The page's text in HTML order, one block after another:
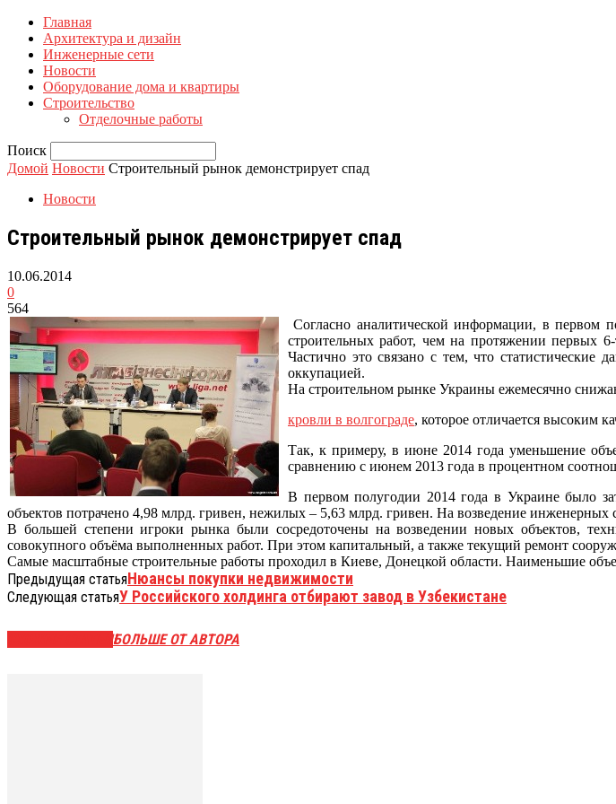
Главная
Архитектура и дизайн
Инженерные сети
Новости
Оборудование дома и квартиры
Строительство
Отделочные работы
Поиск
Домой Новости Строительный рынок демонстрирует спад
Новости
Строительный рынок демонстрирует спад
10.06.2014
0
564
Согласно аналитической информации, в
строительных работ, чем на протяжении первых
Частично это связано с тем, что
оккупацией.
На строительном рынке Украины ежемесячно
кровли в волгограде, которое отличается высоким
Так, к примеру, в июне 2014 года уменьшение
сравнению с июнем 2013 года в процентном
В первом полугодии 2014 года в Украине было
объектов потрачено 4,98 млрд. гривен, нежилых – 5,63 млрд. гривен. На возведение
В большей степени игроки рынка были сосредоточены на возведении новых объектов,
совокупного объёма выполненных работ. При этом капитальный, а также текущий ремонт
Самые масштабные строительные работы проходил в Киеве, Донецкой области. Наименьшие
Предыдущая статьяНюансы покупки недвижимости
Следующая статьяУ Российского холдинга отбирают завод в Узбекистане
БОЛЬШЕ ОТ АВТОРА